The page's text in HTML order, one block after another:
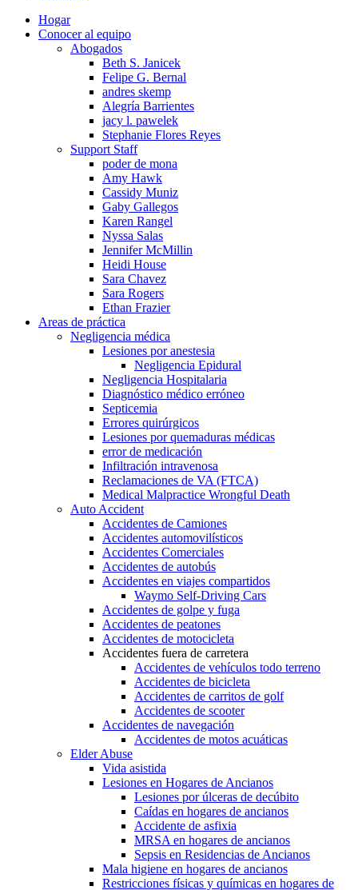
Hogar
Conocer al equipo
Abogados
Beth S. Janicek
Felipe G. Bernal
andres skemp
Alegría Barrientes
jacy l. pawelek
Stephanie Flores Reyes
Support Staff
poder de mona
Amy Hawk
Cassidy Muniz
Gaby Gallegos
Karen Rangel
Nyssa Salas
Jennifer McMillin
Heidi House
Sara Chavez
Sara Rogers
Ethan Frazier
Areas de práctica
Negligencia médica
Lesiones por anestesia
Negligencia Epidural
Negligencia Hospitalaria
Diagnóstico médico erróneo
Septicemia
Errores quirúrgicos
Lesiones por quemaduras médicas
error de medicación
Infiltración intravenosa
Reclamaciones de VA (FTCA)
Medical Malpractice Wrongful Death
Auto Accident
Accidentes de Camiones
Accidentes automovilísticos
Accidentes Comerciales
Accidentes de autobús
Accidentes en viajes compartidos
Waymo Self-Driving Cars
Accidentes de golpe y fuga
Accidentes de peatones
Accidentes de motocicleta
Accidentes fuera de carretera
Accidentes de vehículos todo terreno
Accidentes de bicicleta
Accidentes de carritos de golf
Accidentes de scooter
Accidentes de navegación
Accidentes de motos acuáticas
Elder Abuse
Vida asistida
Lesiones en Hogares de Ancianos
Lesiones por úlceras de decúbito
Caídas en hogares de ancianos
Accidente de asfixia
MRSA en hogares de ancianos
Sepsis en Residencias de Ancianos
Mala higiene en hogares de ancianos
Restricciones físicas y químicas en hogares de